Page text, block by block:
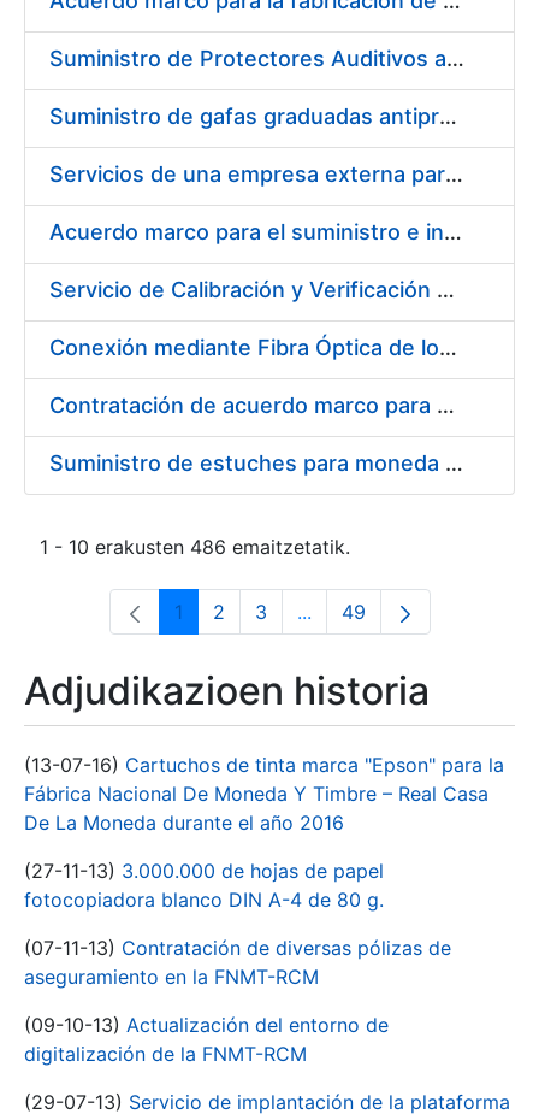
Suministro de Protectores Auditivos a medida para las personas trabajadoras de los Centros de Trabajo de Madrid y Burgos
Suministro de gafas graduadas antiproyecciones para los trabajadores de la FNMT-RCM en los centros de trabajo de Madrid y Burgos
Servicios de una empresa externa para el asesoramiento y resolución de los recursos de alzada que se presentan relacionados con procesos de selección para la FNMT-RCM
Acuerdo marco para el suministro e instalación de persianas, estores y otros complementos
Servicio de Calibración y Verificación Externa de los Equipos de Medición del Servicio de Prevención de la FNMT-RCM
Conexión mediante Fibra Óptica de los Centros de Proceso de Datos (CPDs) de las sedes de la FNMT-RCM de Burgos y Madrid
Contratación de acuerdo marco para el Suministro de Material de Electricidad para la Fábrica Nacional de Moneda y Timbre-Real Casa de la Moneda en su centro de trabajo de Burgos
Suministro de estuches para moneda de 30 €
1 - 10 erakusten 486 emaitzetatik.
Orrialdea
1 Orrialdea
2 Orrialdea
3 ...Intermediate Pages Use
Orrialdea
49
Adjudikazioen historia
(13-07-16) Cartuchos de tinta marca "Epson" para la
Fábrica Nacional De Moneda Y Timbre – Real Casa
De La Moneda durante el año 2016
(27-11-13) 3.000.000 de hojas de papel
fotocopiadora blanco DIN A-4 de 80 g.
(07-11-13) Contratación de diversas pólizas de
aseguramiento en la FNMT-RCM
(09-10-13) Actualización del entorno de
digitalización de la FNMT-RCM
(29-07-13) Servicio de implantación de la plataforma